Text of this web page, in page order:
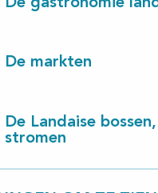
De markten
De Landaise
stromen
Volzet
Michel-Escalus